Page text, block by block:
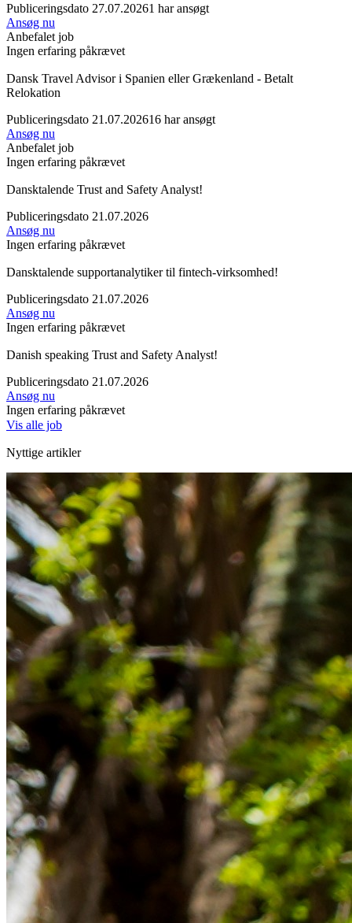
Publiceringsdato 27.07.20261 har ansøgt
Ansøg nu
Anbefalet job
Ingen erfaring påkrævet
Dansk Travel Advisor i Spanien eller Grækenland - Betalt
Relokation
Publiceringsdato 21.07.202616 har ansøgt
Ansøg nu
Anbefalet job
Ingen erfaring påkrævet
Dansktalende Trust and Safety Analyst!
Publiceringsdato 21.07.2026
Ansøg nu
Ingen erfaring påkrævet
Dansktalende supportanalytiker til fintech-virksomhed!
Publiceringsdato 21.07.2026
Ansøg nu
Ingen erfaring påkrævet
Danish speaking Trust and Safety Analyst!
Publiceringsdato 21.07.2026
Ansøg nu
Ingen erfaring påkrævet
Vis alle job
Nyttige artikler